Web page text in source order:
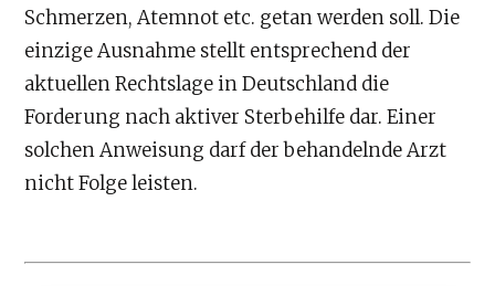
Schmerzen, Atemnot etc. getan werden soll. Die
einzige Ausnahme stellt entsprechend der
aktuellen Rechtslage in Deutschland die
Forderung nach aktiver Sterbehilfe dar. Einer
solchen Anweisung darf der behandelnde Arzt
nicht Folge leisten.